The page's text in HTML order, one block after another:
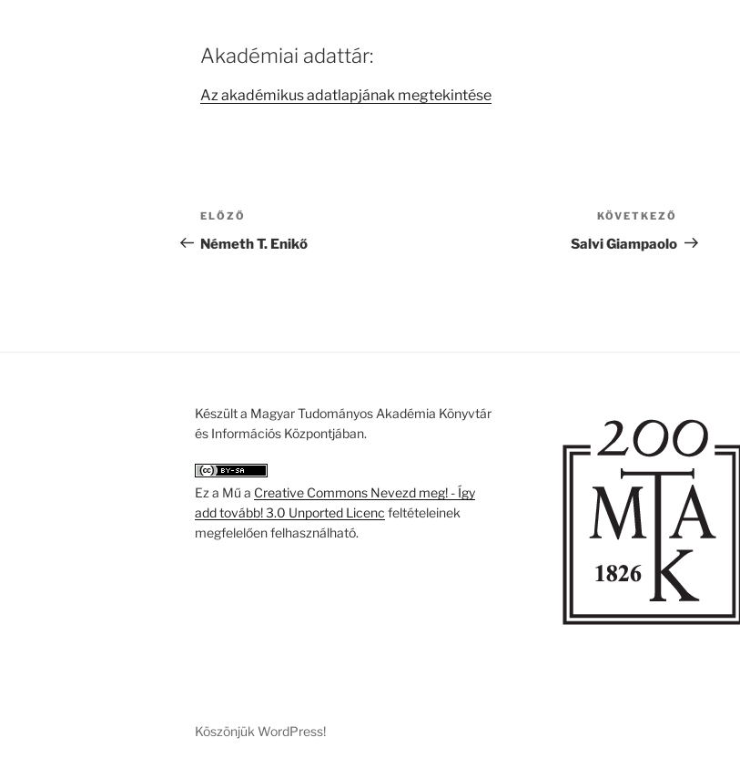
Akadémiai adattár:
Az akadémikus adatlapjának megtekintése
Bejegyzés
navigáció
Korábbi
bejegyzés
ELŐZŐ
Németh T. Enikő
bejegyzés
KÖVETKEZŐ
Salvi Giampaolo
Készült a Magyar Tudományos Akadémia Könyvtár
és Információs Központjában.
Ez a Mű a Creative Commons Nevezd meg! - Így
add tovább! 3.0 Unported Licenc feltételeinek
megfelelően felhasználható.
Köszönjük WordPress!